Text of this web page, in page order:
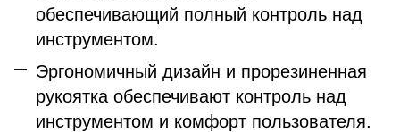
обеспечивающий полный контроль над
инструментом.
Эргономичный дизайн и прорезиненная
рукоятка обеспечивают контроль над
инструментом и комфорт пользователя.